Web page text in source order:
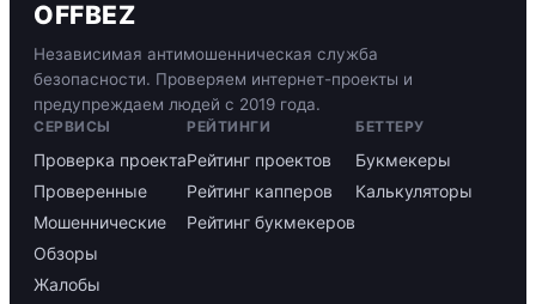
OFFBEZ
Независимая антимошенническая служба
безопасности. Проверяем интернет-проекты и
предупреждаем людей с 2019 года.
СЕРВИСЫ
Проверка проекта
Проверенные
Мошеннические
Обзоры
Жалобы
РЕЙТИНГИ
Рейтинг проектов
Рейтинг капперов
Рейтинг букмекеров
БЕТТЕРУ
Букмекеры
Калькуляторы